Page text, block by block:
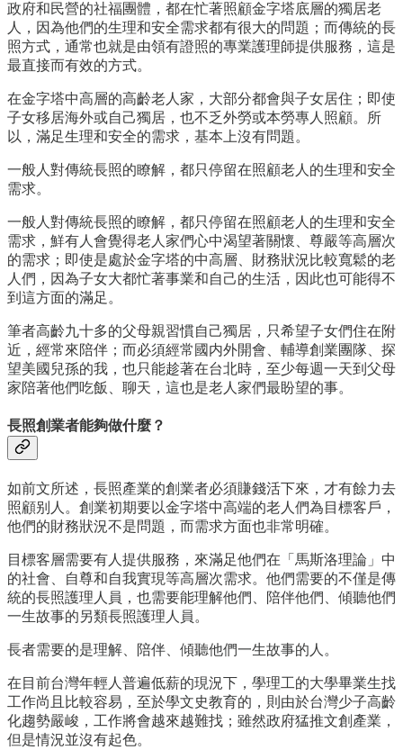
政府和民營的社福團體，都在忙著照顧金字塔底層的獨居老
人，因為他們的生理和安全需求都有很大的問題；而傳統的長
照方式，通常也就是由領有證照的專業護理師提供服務，這是
最直接而有效的方式。
在金字塔中高層的高齡老人家，大部分都會與子女居住；即使
子女移居海外或自己獨居，也不乏外勞或本勞專人照顧。所
以，滿足生理和安全的需求，基本上沒有問題。
一般人對傳統長照的瞭解，都只停留在照顧老人的生理和安全
需求。
一般人對傳統長照的瞭解，都只停留在照顧老人的生理和安全
需求，鮮有人會覺得老人家們心中渴望著關懷、尊嚴等高層次
的需求；即使是處於金字塔的中高層、財務狀況比較寬鬆的老
人們，因為子女大都忙著事業和自己的生活，因此也可能得不
到這方面的滿足。
筆者高齡九十多的父母親習慣自己獨居，只希望子女們住在附
近，經常來陪伴；而必須經常國内外開會、輔導創業團隊、探
望美國兒孫的我，也只能趁著在台北時，至少每週一天到父母
家陪著他們吃飯、聊天，這也是老人家們最盼望的事。
長照創業者能夠做什麼？
如前文所述，長照產業的創業者必須賺錢活下來，才有餘力去
照顧别人。創業初期要以金字塔中高端的老人們為目標客戶，
他們的財務狀況不是問題，而需求方面也非常明確。
目標客層需要有人提供服務，來滿足他們在「馬斯洛理論」中
的社會、自尊和自我實現等高層次需求。他們需要的不僅是傳
統的長照護理人員，也需要能理解他們、陪伴他們、傾聽他們
一生故事的另類長照護理人員。
長者需要的是理解、陪伴、傾聽他們一生故事的人。
在目前台灣年輕人普遍低薪的現況下，學理工的大學畢業生找
工作尚且比較容易，至於學文史教育的，則由於台灣少子高齡
化趨勢嚴峻，工作將會越來越難找；雖然政府猛推文創產業，
但是情況並沒有起色。